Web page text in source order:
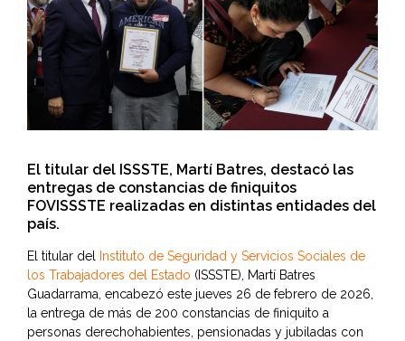
El titular del ISSSTE, Martí Batres, destacó las
entregas de constancias de finiquitos
FOVISSSTE realizadas en distintas entidades del
país.
El titular del Instituto de Seguridad y Servicios Sociales de
los Trabajadores del Estado (ISSSTE), Martí Batres
Guadarrama, encabezó este jueves 26 de febrero de 2026,
la entrega de más de 200 constancias de finiquito a
personas derechohabientes, pensionadas y jubiladas con